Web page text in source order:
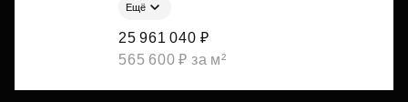
Ещё
25 961 040 ₽
565 600 ₽ за м²